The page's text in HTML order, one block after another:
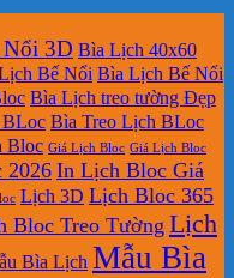
3D Bìa Lịch 40x60
Bế Nổi Bìa Lịch Bế Nổi
Bìa Lịch treo tường Đẹp
BLoc Bìa Treo Lịch BLoc
Bloc Giá Lịch Bloc Giá Lịch Bloc
2026 In Lịch Bloc Giá
Lịch 3D Lịch Bloc 365
Bloc Treo Tường Lịch
Bìa Lịch Mẫu Bìa